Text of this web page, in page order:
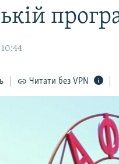
10:44
Читати без VPN